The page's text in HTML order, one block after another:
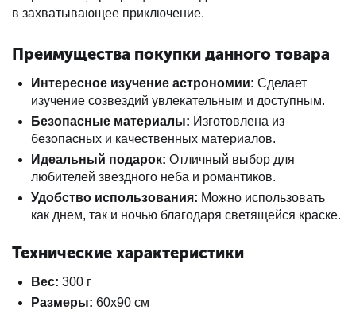
в захватывающее приключение.
Преимущества покупки данного товара
Интересное изучение астрономии: Сделает
изучение созвездий увлекательным и доступным.
Безопасные материалы: Изготовлена из
безопасных и качественных материалов.
Идеальный подарок: Отличный выбор для
любителей звездного неба и романтиков.
Удобство использования: Можно использовать
как днем, так и ночью благодаря светящейся краске.
Технические характеристики
Вес: 300 г
Размеры: 60х90 см